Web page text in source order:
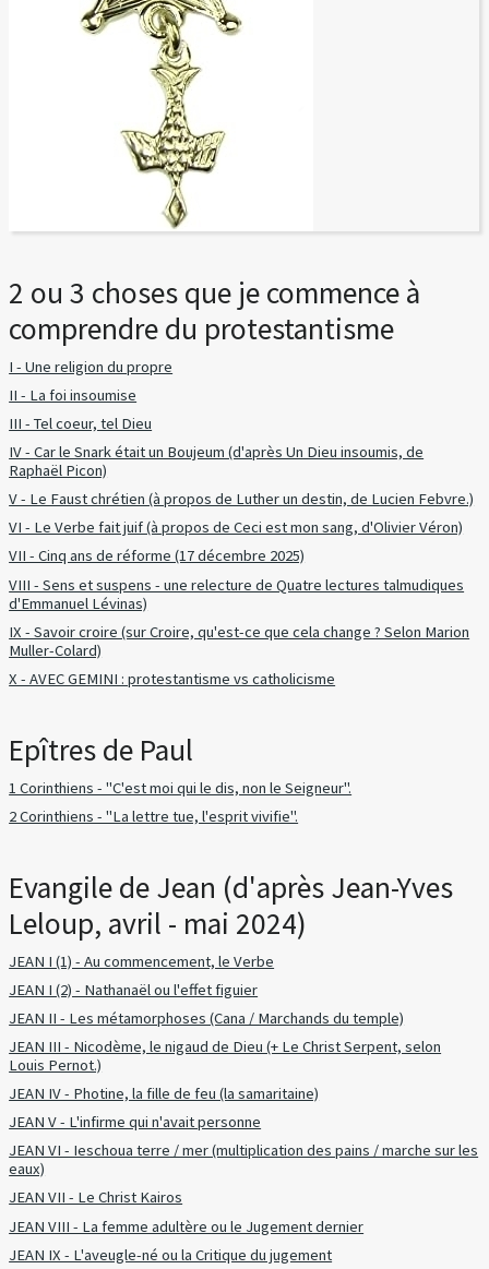
2 ou 3 choses que je commence à
comprendre du protestantisme
I - Une religion du propre
II - La foi insoumise
III - Tel coeur, tel Dieu
IV - Car le Snark était un Boujeum (d'après Un Dieu insoumis, de
Raphaël Picon)
V - Le Faust chrétien (à propos de Luther un destin, de Lucien Febvre.)
VI - Le Verbe fait juif (à propos de Ceci est mon sang, d'Olivier Véron)
VII - Cinq ans de réforme (17 décembre 2025)
VIII - Sens et suspens - une relecture de Quatre lectures talmudiques
d'Emmanuel Lévinas)
IX - Savoir croire (sur Croire, qu'est-ce que cela change ? Selon Marion
Muller-Colard)
X - AVEC GEMINI : protestantisme vs catholicisme
Epîtres de Paul
1 Corinthiens - "C'est moi qui le dis, non le Seigneur".
2 Corinthiens - "La lettre tue, l'esprit vivifie".
Evangile de Jean (d'après Jean-Yves
Leloup, avril - mai 2024)
JEAN I (1) - Au commencement, le Verbe
JEAN I (2) - Nathanaël ou l'effet figuier
JEAN II - Les métamorphoses (Cana / Marchands du temple)
JEAN III - Nicodème, le nigaud de Dieu (+ Le Christ Serpent, selon
Louis Pernot.)
JEAN IV - Photine, la fille de feu (la samaritaine)
JEAN V - L'infirme qui n'avait personne
JEAN VI - Ieschoua terre / mer (multiplication des pains / marche sur les
eaux)
JEAN VII - Le Christ Kairos
JEAN VIII - La femme adultère ou le Jugement dernier
JEAN IX - L'aveugle-né ou la Critique du jugement